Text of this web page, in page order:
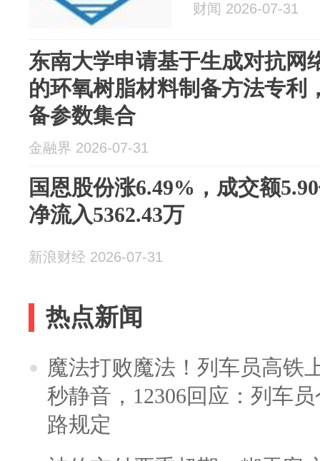
财闻 2026-07-31
东南大学申请基于生成对抗网
的环氧树脂材料制备方法专利
备参数集合
金融界 2026-07-31
国恩股份涨6.49%，成交额
净流入5362.43万
新浪财经 2026-07-31
热点新闻
魔法打败魔法！列车员高铁
秒静音，12306回应：列车
路规定